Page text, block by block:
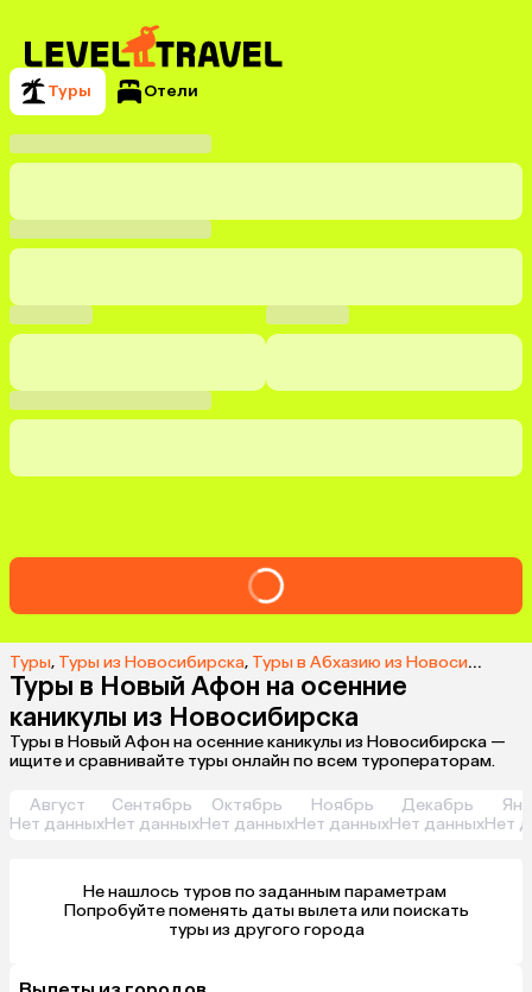
Туры Отели
Туры, Туры из Новосибирска, Туры в Абхазию из Новосибирска
Туры в Новый Афон на осенние
каникулы из Новосибирска
Туры в Новый Афон на осенние каникулы из Новосибирска —
ищите и сравнивайте туры онлайн по всем туроператорам.
Август
Нет данных
Сентябрь
Нет данных
Октябрь
Нет данных
Ноябрь
Нет данных
Декабрь
Нет данныхНет
Не нашлось туров по заданным параметрам
туры из другого города